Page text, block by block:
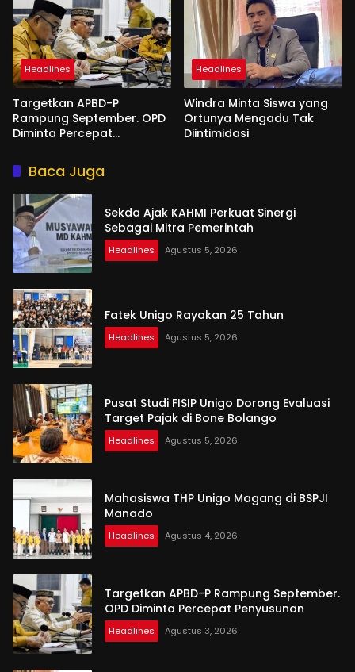
Headlines
Targetkan APBD-P
Rampung September. OPD
Diminta Percepat
Headlines
Windra Minta Siswa yang
Ortunya Mengadu Tak
Diintimidasi
Baca Juga
Sekda Ajak KAHMI Perkuat Sinergi
Sebagai Mitra Pemerintah
Headlines Agustus 5, 2026
Fatek Unigo Rayakan 25 Tahun
Headlines Agustus 5, 2026
Pusat Studi FISIP Unigo Dorong Evaluasi
Target Pajak di Bone Bolango
Headlines Agustus 5, 2026
Mahasiswa THP Unigo Magang di BSPJI
Manado
Headlines Agustus 4, 2026
Targetkan APBD-P Rampung September.
OPD Diminta Percepat Penyusunan
Headlines Agustus 3, 2026